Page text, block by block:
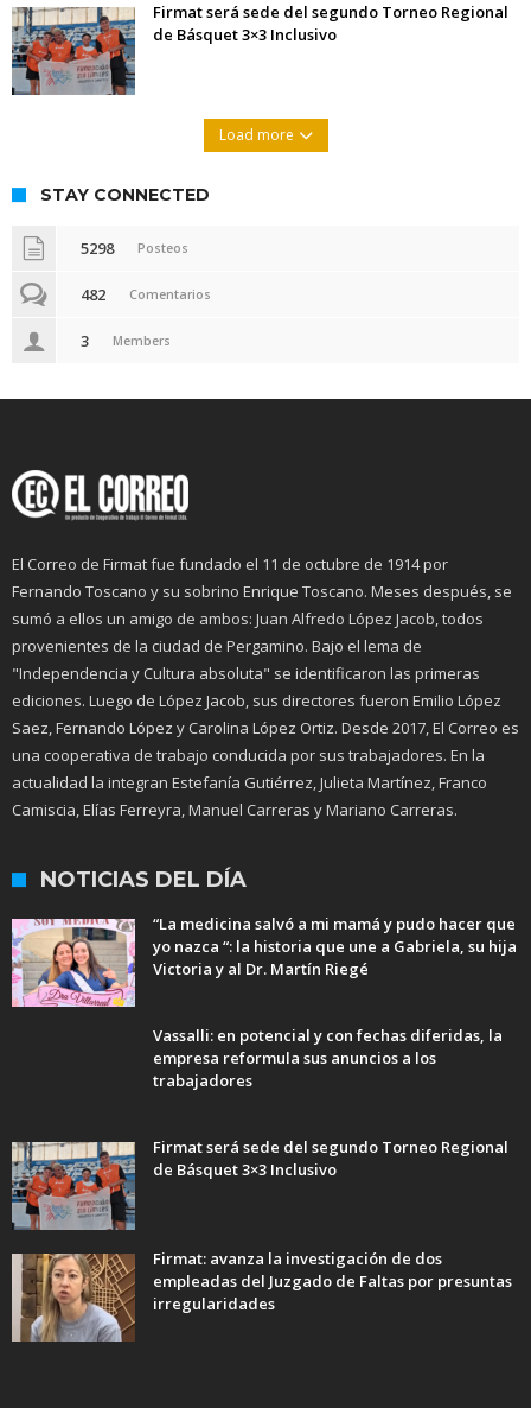
Firmat será sede del segundo Torneo Regional
de Básquet 3×3 Inclusivo
Load more
STAY CONNECTED
5298 Posteos
482 Comentarios
3 Members
El Correo de Firmat fue fundado el 11 de octubre de 1914 por
Fernando Toscano y su sobrino Enrique Toscano. Meses después, se
sumó a ellos un amigo de ambos: Juan Alfredo López Jacob, todos
provenientes de la ciudad de Pergamino. Bajo el lema de
"Independencia y Cultura absoluta" se identificaron las primeras
ediciones. Luego de López Jacob, sus directores fueron Emilio López
Saez, Fernando López y Carolina López Ortiz. Desde 2017, El Correo es
una cooperativa de trabajo conducida por sus trabajadores. En la
actualidad la integran Estefanía Gutiérrez, Julieta Martínez, Franco
Camiscia, Elías Ferreyra, Manuel Carreras y Mariano Carreras.
NOTICIAS DEL DÍA
“La medicina salvó a mi mamá y pudo hacer que
yo nazca “: la historia que une a Gabriela, su hija
Victoria y al Dr. Martín Riegé
Vassalli: en potencial y con fechas diferidas, la
empresa reformula sus anuncios a los
trabajadores
Firmat será sede del segundo Torneo Regional
de Básquet 3×3 Inclusivo
Firmat: avanza la investigación de dos
empleadas del Juzgado de Faltas por presuntas
irregularidades